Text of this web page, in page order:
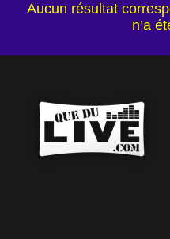
Aucun résultat
n’a